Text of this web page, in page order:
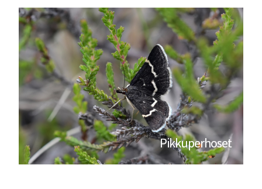
Pikkuperhoset